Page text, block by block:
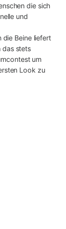
die sich
und
die Beine liefert
das stets
um
Look zu